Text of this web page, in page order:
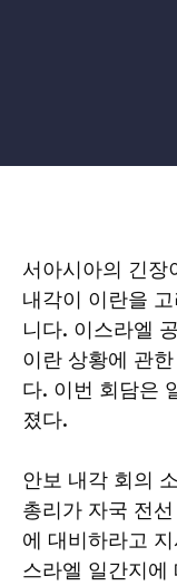
서아시아의 긴장
내각이 이란을
니다. 이스라엘
이란 상황에 관
다. 이번 회담은
졌다.
안보 내각 회의
총리가 자국 전
에 대비하라고
스라엘 일간지에